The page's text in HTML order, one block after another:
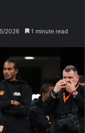
2026 1 minute read